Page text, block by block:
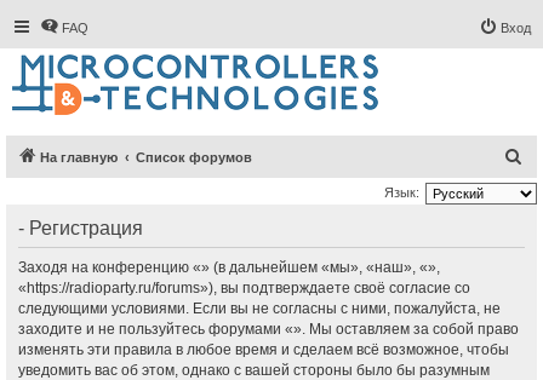
FAQ Вход
На главную Список форумов
о
Язык:
- Регистрация
Заходя на конференцию «» (в дальнейшем «мы», «наш», «»,
«https://radioparty.ru/forums»), вы подтверждаете своё согласие со
следующими условиями. Если вы не согласны с ними, пожалуйста, не
заходите и не пользуйтесь форумами «». Мы оставляем за собой право
изменять эти правила в любое время и сделаем всё возможное, чтобы
уведомить вас об этом, однако с вашей стороны было бы разумным